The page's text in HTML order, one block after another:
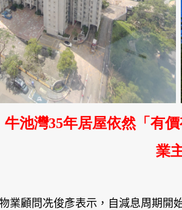
牛池灣35年居屋依然「有
業
業顧問冼俊彥表示，自減息周期開